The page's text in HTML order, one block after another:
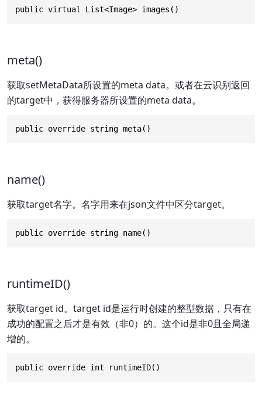
public virtual List<Image> images()
meta()
获取setMetaData所设置的meta data。或者在云识别返回
的target中，获得服务器所设置的meta data。
public override string meta()
name()
获取target名字。名字用来在json文件中区分target。
public override string name()
runtimeID()
获取target id。target id是运行时创建的整型数据，只有在
成功的配置之后才是有效（非0）的。这个id是非0且全局递
增的。
public override int runtimeID()